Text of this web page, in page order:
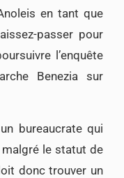
en tant que
passer pour
l’enquête
Benezia sur
bureaucrate qui
le statut de
donc trouver un